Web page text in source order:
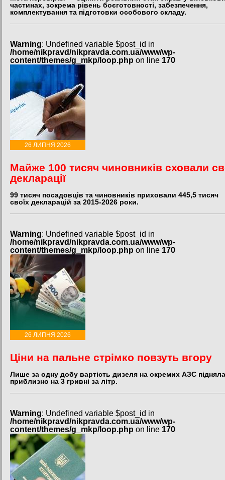
частинах, зокрема рівень боєготовності, забезпечення,
комплектування та підготовки особового складу.
Warning: Undefined variable $post_id in
/home/nikpravd/nikpravda.com.ua/www/wp-
content/themes/g_mkp/loop.php on line 170
26 ЛИПНЯ 2026
Майже 100 тисяч чиновників сховали
декларації
99 тисяч посадовців та чиновників приховали 445,5 тисяч
своїх декларацій за 2015-2026 роки.
Warning: Undefined variable $post_id in
/home/nikpravd/nikpravda.com.ua/www/wp-
content/themes/g_mkp/loop.php on line 170
26 ЛИПНЯ 2026
Ціни на пальне стрімко повзуть вгору
Лише за одну добу вартість дизеля на окремих АЗС
приблизно на 3 гривні за літр.
Warning: Undefined variable $post_id in
/home/nikpravd/nikpravda.com.ua/www/wp-
content/themes/g_mkp/loop.php on line 170